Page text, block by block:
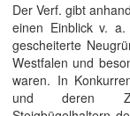
Der Verf. gibt
einen Einblick v.
gescheiterte
Westfalen und
waren. In
und deren